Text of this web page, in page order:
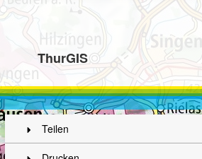
ThurGIS
Teilen